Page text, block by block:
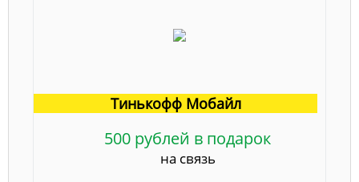
Тинькофф Мобайл
500 рублей в подарок
на связь